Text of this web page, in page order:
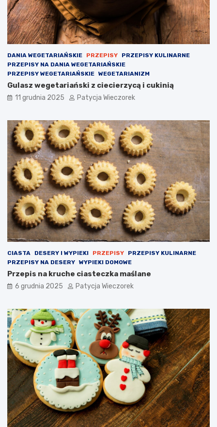
DANIA WEGETARIAŃSKIE PRZEPISY
PRZEPISY KULINARNE
PRZEPISY NA DANIA WEGETARIAŃSKIE
PRZEPISY WEGETARIAŃSKIE WEGETARIANIZM
Gulasz wegetariański z ciecierzycą i cukinią
11 grudnia 2025 Patycja Wieczorek
CIASTA DESERY I WYPIEKI PRZEPISY
PRZEPISY KULINARNE
PRZEPISY NA DESERY WYPIEKI DOMOWE
Przepis na kruche ciasteczka maślane
6 grudnia 2025 Patycja Wieczorek